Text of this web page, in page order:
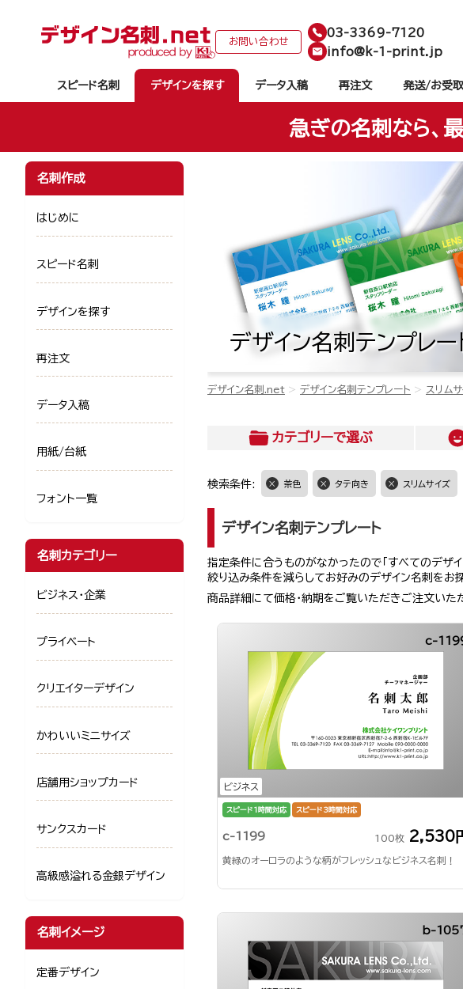
お問い合わせ
03-3369-7120
info@k-1-print.jp
スピード名刺 デザインを探す データ入稿 再注文 発送/お受
急ぎの名刺なら、
デザイン名刺テンプレー
デザイン名刺.net デザイン名刺テンプレート スリム
カテゴリーで選ぶ
検索条件: 茶色 タテ向き スリムサイズ
デザイン名刺テンプレート
指定条件に合うものがなかったので「すべてのデザイ
絞り込み条件を減らしてお好みのデザイン名刺をお探
商品詳細にて価格・納期をご覧いただきご注文いた
ビジネス
c-
スピード1時間対応 スピード3時間対応
c-1199 100枚 2,530
黄緑のオーロラのような柄がフレッシュなビジネス名刺！
b-
名刺作成
はじめに
スピード名刺
デザインを探す
再注文
データ入稿
用紙/台紙
フォント一覧
名刺カテゴリー
ビジネス・企業
プライベート
クリエイターデザイン
かわいいミニサイズ
店舗用ショップカード
サンクスカード
高級感溢れる金銀デザイン
名刺イメージ
定番デザイン